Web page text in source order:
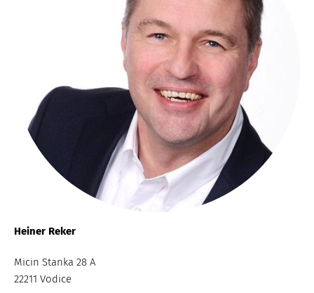
Heiner Reker
Micin Stanka 28 A
22211 Vodice